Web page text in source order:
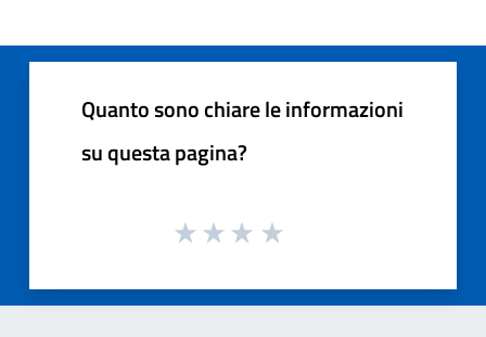
Quanto sono chiare le informazioni
su questa pagina?